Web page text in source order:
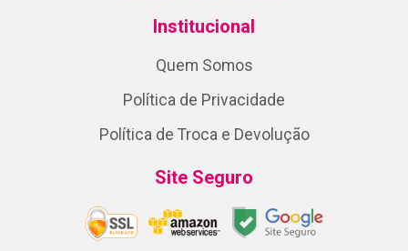
Institucional
Quem Somos
Política de Privacidade
Política de Troca e Devolução
Site Seguro